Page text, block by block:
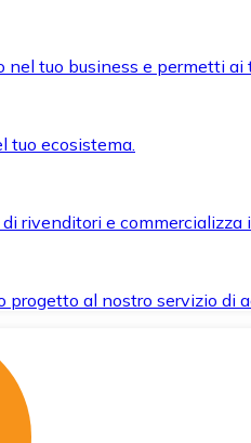
nel tuo business e permetti
tuo ecosistema.
rivenditori e commercializza
progetto al nostro servizio di